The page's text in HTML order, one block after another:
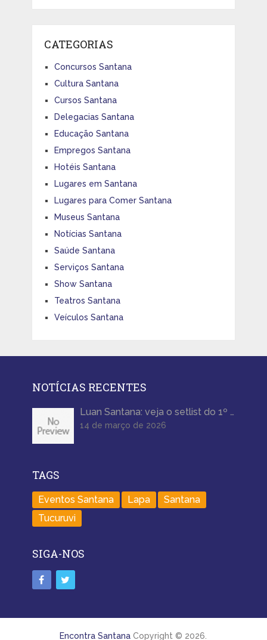
CATEGORIAS
Concursos Santana
Cultura Santana
Cursos Santana
Delegacias Santana
Educação Santana
Empregos Santana
Hotéis Santana
Lugares em Santana
Lugares para Comer Santana
Museus Santana
Notícias Santana
Saúde Santana
Serviços Santana
Show Santana
Teatros Santana
Veículos Santana
NOTÍCIAS RECENTES
Luan Santana: veja o setlist do 1º …
14 de março de 2026
TAGS
Eventos Santana Lapa
Santana
Tucuruvi
SIGA-NOS
Encontra Santana Copyright © 2026.